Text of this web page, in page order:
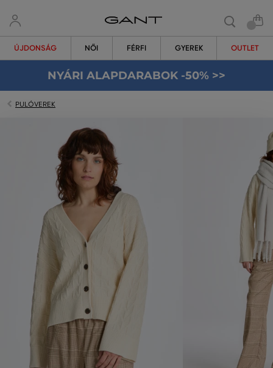
ÚJDONSÁG NŐI FÉRFI GYEREK OUTLET
NYÁRI ALAPDARABOK -50% >>
PULÓVEREK